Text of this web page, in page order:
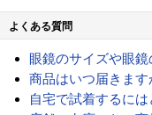
よくある質問
眼鏡のサイズや眼鏡
商品はいつ届きます
自宅で試着するに